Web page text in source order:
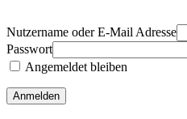
Nutzername oder E-Mail Adresse
Passwort
Angemeldet bleiben